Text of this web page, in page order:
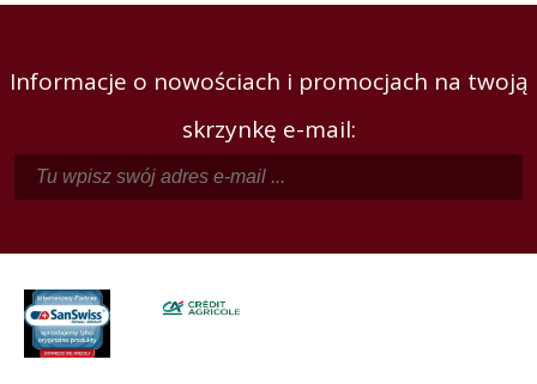
Informacje o nowościach i promocjach na twoją
skrzynkę e-mail: